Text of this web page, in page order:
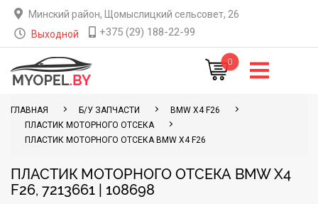
Минский район, Щомыслицкий сельсовет, 26
Выходной
+375 (29) 188-22-99
0
ГЛАВНАЯ Б/У ЗАПЧАСТИ
BMW X4 F26
ПЛАСТИК МОТОРНОГО ОТСЕКА
ПЛАСТИК МОТОРНОГО ОТСЕКА BMW X4 F26
ПЛАСТИК МОТОРНОГО ОТСЕКА BMW X4
F26, 7213661 | 108698